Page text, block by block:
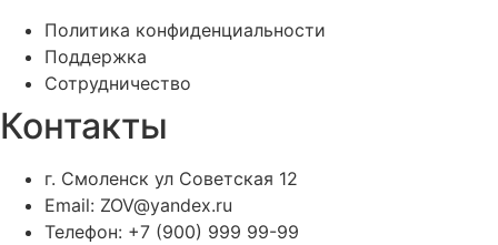
Политика конфиденциальности
Поддержка
Сотрудничество
Контакты
г. Смоленск ул Советская 12
Email: ZOV@yandex.ru
Телефон: +7 (900) 999 99-99